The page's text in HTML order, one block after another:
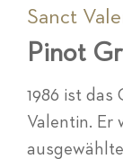
Sanct
Pinot
1986 ist das
Valentin. Er
Zum
springen